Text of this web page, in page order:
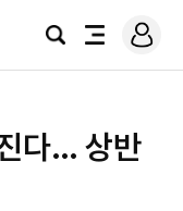
검
전
로
그
다… 상반